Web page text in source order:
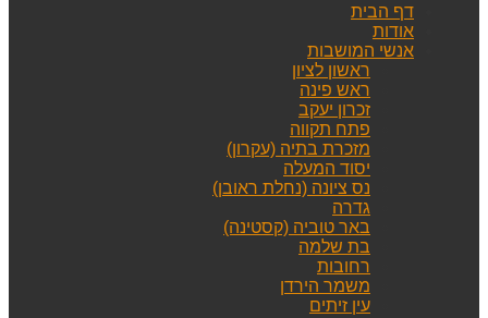
דף הבית
אודות
אנשי המושבות
ראשון לציון
ראש פינה
זכרון יעקב
פתח תקווה
מזכרת בתיה (עקרון)
יסוד המעלה
נס ציונה (נחלת ראובן)
גדרה
באר טוביה (קסטינה)
בת שלמה
רחובות
משמר הירדן
עין זיתים